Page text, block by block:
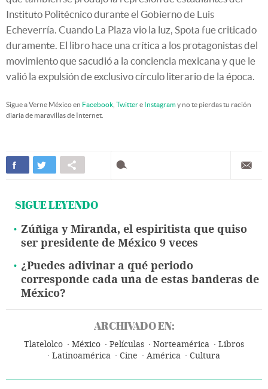
Instituto Politécnico durante el Gobierno de Luis
Echeverría. Cuando La Plaza vio la luz, Spota fue criticado
duramente. El libro hace una crítica a los protagonistas del
movimiento que sacudió a la conciencia mexicana y que le
valió la expulsión de exclusivo círculo literario de la época.
Sigue a Verne México en Facebook Twittere Instagramy no te pierdas tu ración
diaria de maravillas de Internet.
SIGUE LEYENDO
Zúñiga y Miranda, el espiritista que quiso
ser presidente de México 9 veces
¿Puedes adivinar a qué periodo
corresponde cada una de estas banderas de
México?
ARCHIVADO EN:
Tlatelolco México Películas Norteamérica
Libros
Latinoamérica
Cine América Cultura